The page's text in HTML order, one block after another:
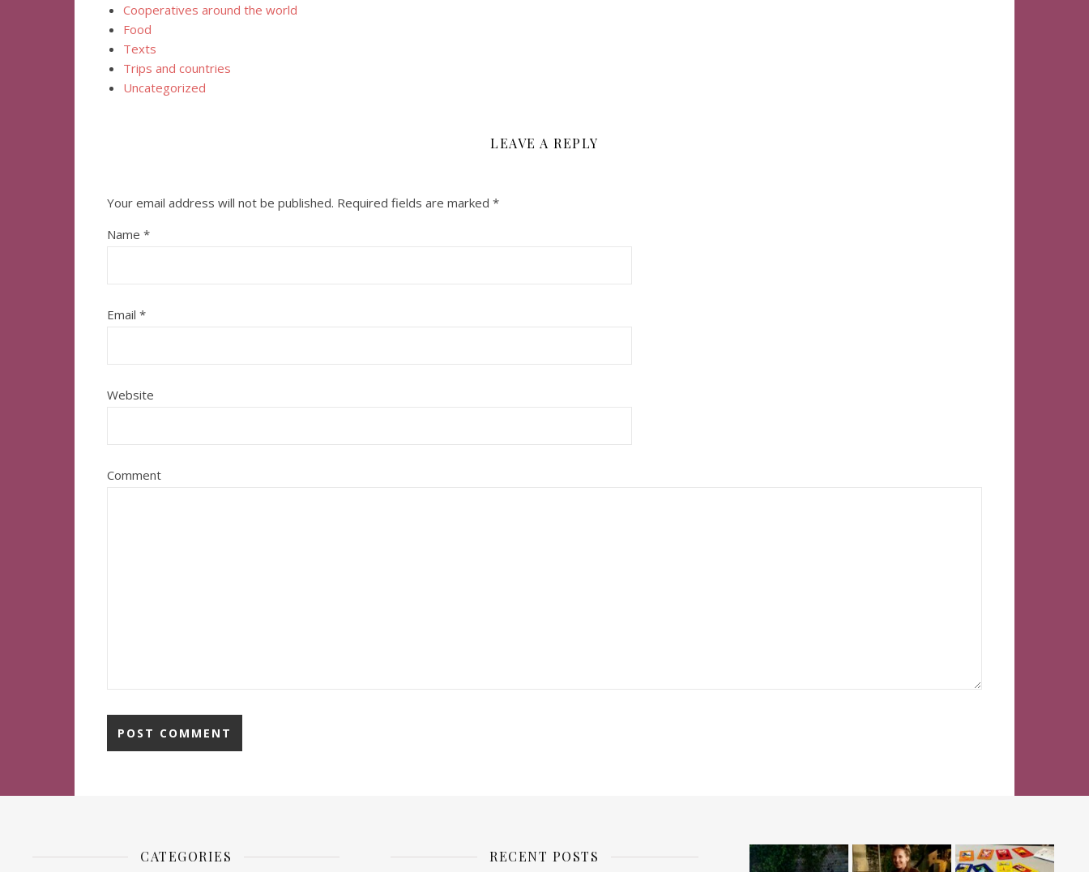
Cooperatives around the world
Food
Texts
Trips and countries
Uncategorized
LEAVE A REPLY
Your email address will not be published. Required fields are marked *
Name *
Email *
Website
Comment
CATEGORIES RECENT POSTS